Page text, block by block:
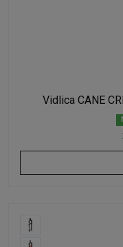
Vidlica CANE